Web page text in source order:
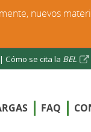
Cómo se cita la BEL
FAQ
nuevos